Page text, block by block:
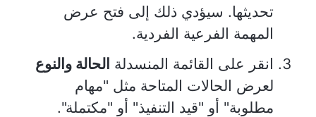
تحديثها. سيؤدي ذلك إلى فتح عرض
المهمة الفرعية الفردية.
انقر على القائمة المنسدلة الحالة والنوع
لعرض الحالات المتاحة مثل "مهام
مطلوبة" أو "قيد التنفيذ" أو "مكتملة".